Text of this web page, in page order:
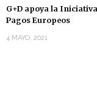
G+D apoya la
Pagos Europeos
4 MAYO, 2021